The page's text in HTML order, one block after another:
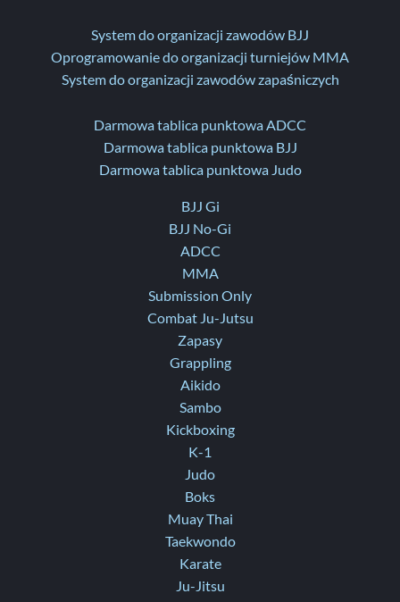
System do organizacji zawodów BJJ
Oprogramowanie do organizacji turniejów MMA
System do organizacji zawodów zapaśniczych
Darmowa tablica punktowa ADCC
Darmowa tablica punktowa BJJ
Darmowa tablica punktowa Judo
BJJ Gi
BJJ No-Gi
ADCC
MMA
Submission Only
Combat Ju-Jutsu
Zapasy
Grappling
Aikido
Sambo
Kickboxing
K-1
Judo
Boks
Muay Thai
Taekwondo
Karate
Ju-Jitsu